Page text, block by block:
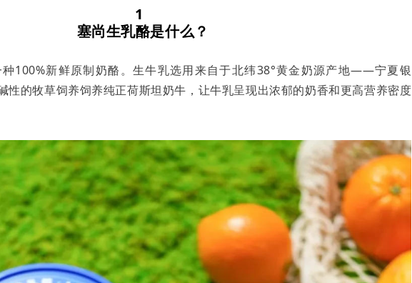
1
塞尚生乳酪是什么？
100%新鲜原制奶酪。生牛乳选用来自于北纬38°黄金奶源产地——宁夏银
性的牧草饲养饲养纯正荷斯坦奶牛，让牛乳呈现出浓郁的奶香和更高营养密度